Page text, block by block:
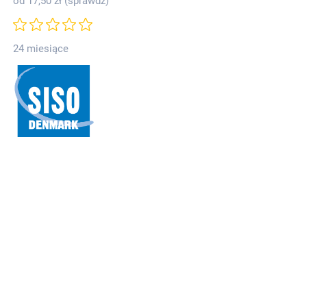
24 miesiące